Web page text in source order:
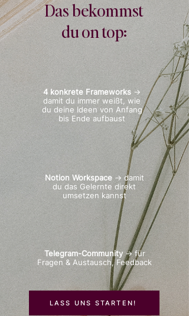
Das bekommst
du on top:
4 konkrete Frameworks→
damit du immer weißt, wie
du deine Ideen von Anfang
bis Ende aufbaust
Notion Workspace→ damit
du das Gelernte direkt
umsetzen kannst
Telegram-Community →für
Fragen & Austausch, Feedback
LASS UNS STARTEN!